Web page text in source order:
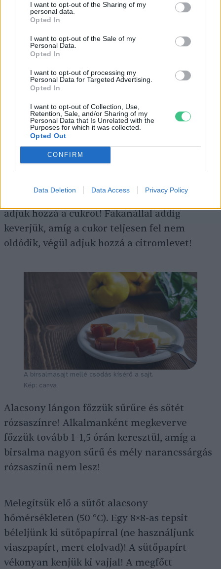
I want to opt-out of the Sharing of my
personal data.
Opted In
I want to opt-out of the Sale of my
Personal Data.
Opted In
I want to opt-out of processing my
Personal Data for Targeted Advertising.
Opted In
I want to opt-out of Collection, Use,
Retention, Sale, and/or Sharing of my
Personal Data that Is Unrelated with the
Purposes for which it was collected.
Opted Out
CONFIRM
Data Deletion Data Access Privacy Policy
birsalmával együtt megtartjuk. A
turmixgépben vagy élelmiszer-darálóban
pürésítjük. Mérjük meg a pürét! Bármilyen
mennyiségű birsalmapüréd van, ugyanannyi
cukorra lesz szükséged. Tehát ha van 800
grammnyi püréd, akkor 800 gramm cukorra
lesz szükséged.
A pürét felmelegítjük, hogy a cukor
feloldódjon, hozzáadjuk a citromlevet. Tegyük
vissza a birsalmapürét a nagy edénybe,
adjuk hozzá a cukrot! Fakanállal addig
keverjük, amíg a cukor teljesen fel nem
oldódik, végül adjuk hozzá a citromlevet!
A birsalmasajt mellé csodás kísérő a sajt.
Kép: canva
Alacsony lángon főzzük sűrűre és sötét
rózsaszínre! Alkalmanként megkeverve
főzzük tovább 1–1,5 órán keresztül, amíg a
birsalma nagyon sűrű és mély narancssárgás
rózsaszínű nem lesz!
Melegítsük elő a sütőt alacsony
hőmérsékleten (50 °C). Egy 8×8-as tepsit
béleljünk ki sütőpapírral (ne használjunk
viaszpapírt, mert elolvad)! A sütőpapírt
vékonyan kenjük ki vajjal! A megfőtt